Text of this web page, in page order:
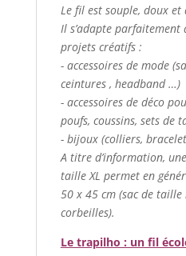
Le fil est souple, doux
Il s’adapte parfaitement
projets créatifs :
- accessoires de mode
ceintures , headband …)
- accessoires de déco
poufs, coussins, sets de
- bijoux (colliers,
A titre d’information,
taille XL permet en
50 x 45 cm (sac de
corbeilles).
Le trapilho : un fil